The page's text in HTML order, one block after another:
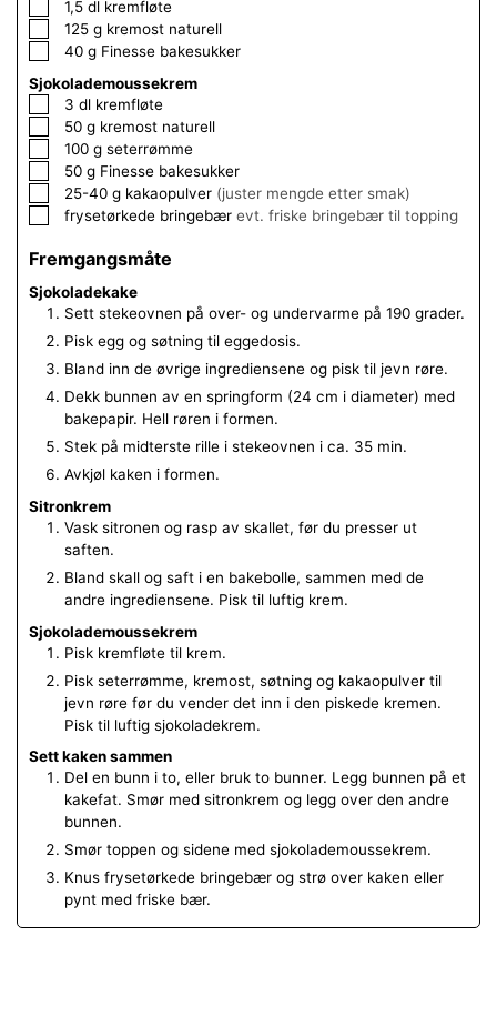
▢
1,5 dl kremfløte
▢
125 g kremost naturell
▢
40 g Finesse bakesukker
Sjokolademoussekrem
▢3 dl kremfløte
▢50 g kremost naturell
▢
100 g seterrømme
▢50 g Finesse bakesukker
▢25-40 g kakaopulver (juster mengde etter smak)
▢
frysetørkede bringebær evt. friske bringebær til topping
Fremgangsmåte
Sjokoladekake
Sett stekeovnen på over- og undervarme på 190 grader.
Pisk egg og søtning til eggedosis.
Bland inn de øvrige ingrediensene og pisk til jevn røre.
Dekk bunnen av en springform (24 cm i diameter) med
bakepapir. Hell røren i formen.
Stek på midterste rille i stekeovnen i ca. 35 min.
Avkjøl kaken i formen.
Sitronkrem
Vask sitronen og rasp av skallet, før du presser ut
saften.
Bland skall og saft i en bakebolle, sammen med de
andre ingrediensene. Pisk til luftig krem.
Sjokolademoussekrem
Pisk kremfløte til krem.
Pisk seterrømme, kremost, søtning og kakaopulver til
jevn røre før du vender det inn i den piskede kremen.
Pisk til luftig sjokoladekrem.
Sett kaken sammen
Del en bunn i to, eller bruk to bunner. Legg bunnen på et
kakefat. Smør med sitronkrem og legg over den andre
bunnen.
Smør toppen og sidene med sjokolademoussekrem.
Knus frysetørkede bringebær og strø over kaken eller
pynt med friske bær.